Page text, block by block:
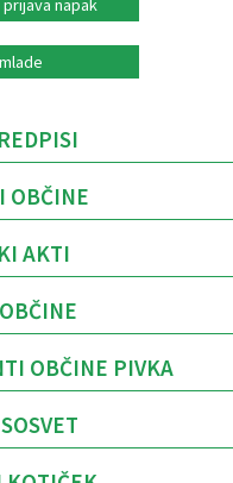
napak
OBČINE
AKTI
OBČINE PIVKA